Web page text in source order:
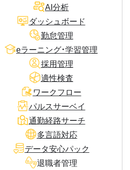
AI分析
ダッシュボード
勤怠管理
eラーニング・学習管理
採用管理
適性検査
ワークフロー
パルスサーベイ
通勤経路サーチ
多言語対応
データ安心パック
退職者管理